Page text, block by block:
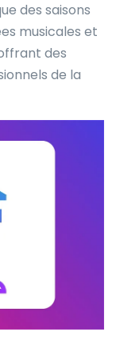
des saisons
musicales et
des
de la